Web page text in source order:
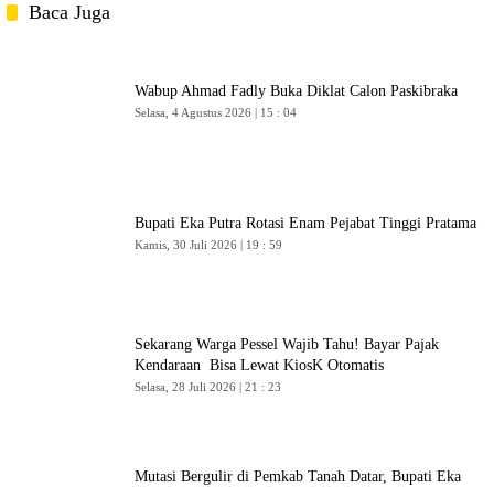
Baca Juga
Wabup Ahmad Fadly Buka Diklat Calon Paskibraka
Selasa, 4 Agustus 2026 | 15 : 04
Bupati Eka Putra Rotasi Enam Pejabat Tinggi Pratama
Kamis, 30 Juli 2026 | 19 : 59
Sekarang Warga Pessel Wajib Tahu! Bayar Pajak
Kendaraan Bisa Lewat KiosK Otomatis
Selasa, 28 Juli 2026 | 21 : 23
Mutasi Bergulir di Pemkab Tanah Datar, Bupati Eka